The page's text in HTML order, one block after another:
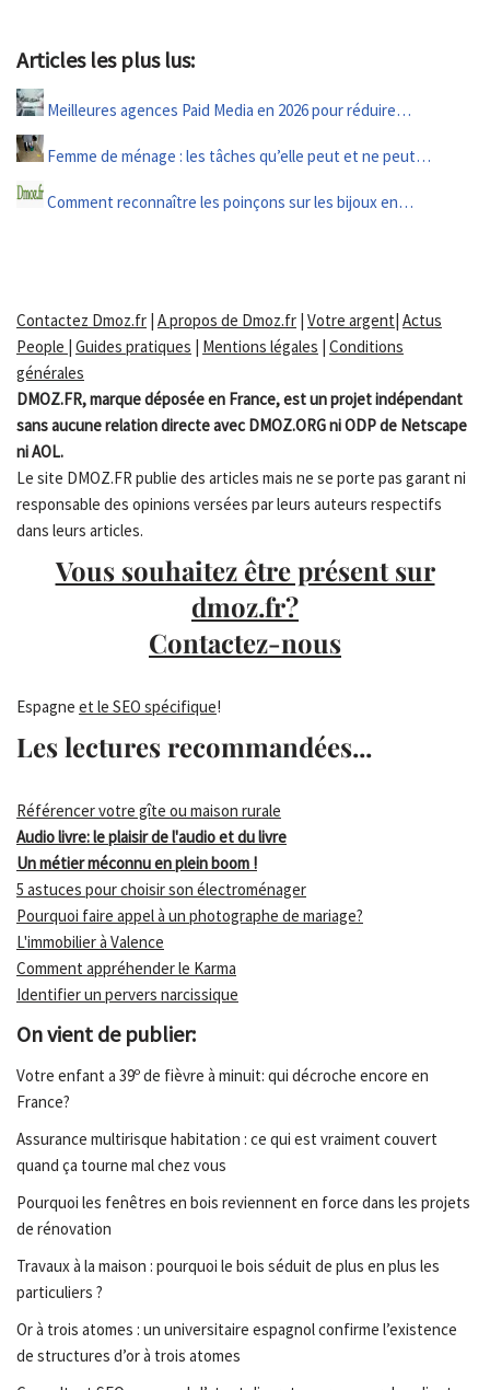
Articles les plus lus:
Meilleures agences Paid Media en 2026 pour réduire…
Femme de ménage : les tâches qu’elle peut et ne peut…
Comment reconnaître les poinçons sur les bijoux en…
Contactez Dmoz.fr | A propos de Dmoz.fr | Votre argent| Actus
People | Guides pratiques | Mentions légales | Conditions
générales
DMOZ.FR, marque déposée en France, est un projet indépendant
sans aucune relation directe avec DMOZ.ORG ni ODP de Netscape
ni AOL.
Le site DMOZ.FR publie des articles mais ne se porte pas garant ni
responsable des opinions versées par leurs auteurs respectifs
dans leurs articles.
Vous souhaitez être présent sur
dmoz.fr?
Contactez-nous
Espagne et le SEO spécifique!
Les lectures recommandées...
Référencer votre gîte ou maison rurale
Audio livre: le plaisir de l'audio et du livre
Un métier méconnu en plein boom !
5 astuces pour choisir son électroménager
Pourquoi faire appel à un photographe de mariage?
L'immobilier à Valence
Comment appréhender le Karma
Identifier un pervers narcissique
On vient de publier:
Votre enfant a 39º de fièvre à minuit: qui décroche encore en
France?
Assurance multirisque habitation : ce qui est vraiment couvert
quand ça tourne mal chez vous
Pourquoi les fenêtres en bois reviennent en force dans les projets
de rénovation
Travaux à la maison : pourquoi le bois séduit de plus en plus les
particuliers ?
Or à trois atomes : un universitaire espagnol confirme l’existence
de structures d’or à trois atomes